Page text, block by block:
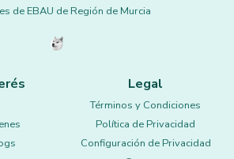
de EBAU de Región de Murcia
Legal
Términos y Condiciones
Política de Privacidad
Configuración de Privacidad